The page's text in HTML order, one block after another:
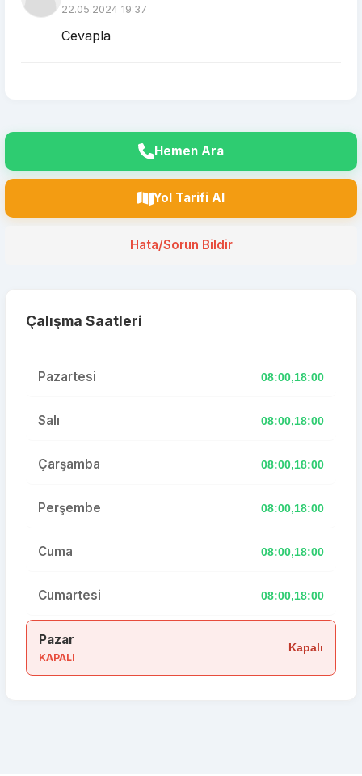
22.05.2024 19:37
Cevapla
Hemen Ara
Yol Tarifi Al
Hata/Sorun Bildir
Çalışma Saatleri
Pazartesi 08:00,18:00
Salı 08:00,18:00
Çarşamba 08:00,18:00
Perşembe 08:00,18:00
Cuma 08:00,18:00
Cumartesi 08:00,18:00
Pazar
KAPALI
Kapalı